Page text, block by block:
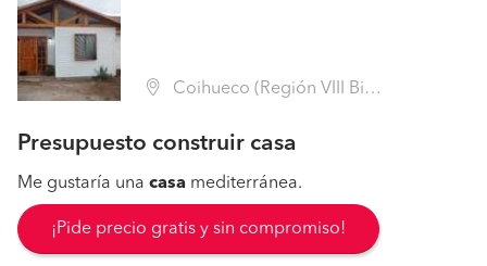
Coihueco (Región VIII Biobío - Ñuble)
Presupuesto construir casa
Me gustaría una casa mediterránea.
¡Pide precio gratis y sin compromiso!